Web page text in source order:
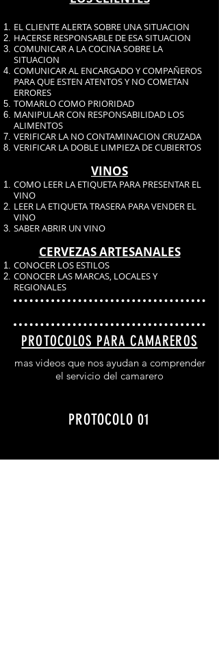
EL CLIENTE ALERTA SOBRE UNA SITUACION
HACERSE RESPONSABLE DE ESA SITUACION
COMUNICAR A LA COCINA SOBRE LA
SITUACION
COMUNICAR AL ENCARGADO Y COMPAÑEROS
PARA QUE ESTEN ATENTOS Y NO COMETAN
ERRORES
TOMARLO COMO PRIORIDAD
MANIPULAR CON RESPONSABILIDAD LOS
ALIMENTOS
VERIFICAR LA NO CONTAMINACION CRUZADA
VERIFICAR LA DOBLE LIMPIEZA DE CUBIERTOS
VINOS
COMO LEER LA ETIQUETA PARA PRESENTAR EL
VINO
LEER LA ETIQUETA TRASERA PARA VENDER EL
VINO
SABER ABRIR UN VINO
CERVEZAS ARTESANALES
CONOCER LOS ESTILOS
CONOCER LAS MARCAS, LOCALES Y
REGIONALES
PROTOCOLOS PARA CAMAREROS
mas videos que nos ayudan a comprender
el servicio del camarero
PROTOCOLO 01